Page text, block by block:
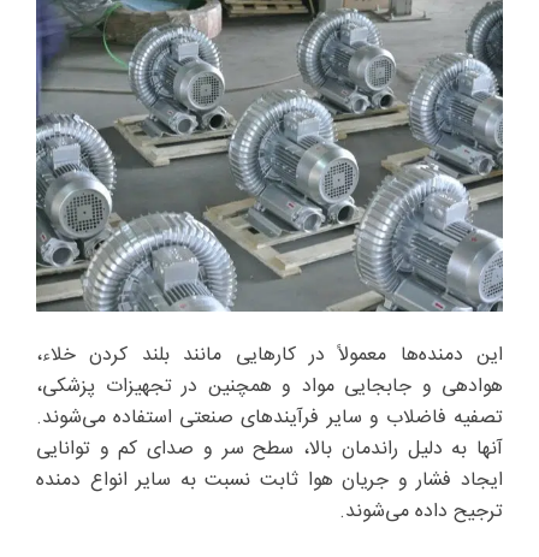
این دمنده‌ها معمولاً در کارهایی مانند بلند کردن خلاء،
هوادهی و جابجایی مواد و همچنین در تجهیزات پزشکی،
تصفیه فاضلاب و سایر فرآیندهای صنعتی استفاده می‌شوند.
آنها به دلیل راندمان بالا، سطح سر و صدای کم و توانایی
ایجاد فشار و جریان هوا ثابت نسبت به سایر انواع دمنده
ترجیح داده می‌شوند.